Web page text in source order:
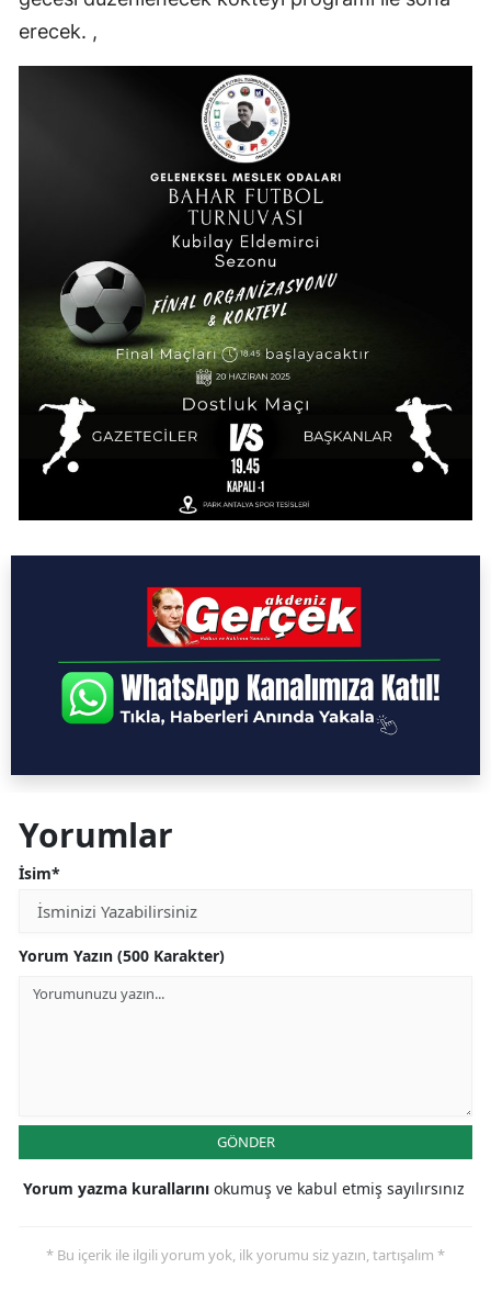
erecek. ,
Yorumlar
İsim*
Yorum Yazın (500 Karakter)
GÖNDER
Yorum yazma kurallarını okumuş ve kabul etmiş sayılırsınız
* Bu içerik ile ilgili yorum yok, ilk yorumu siz yazın, tartışalım *